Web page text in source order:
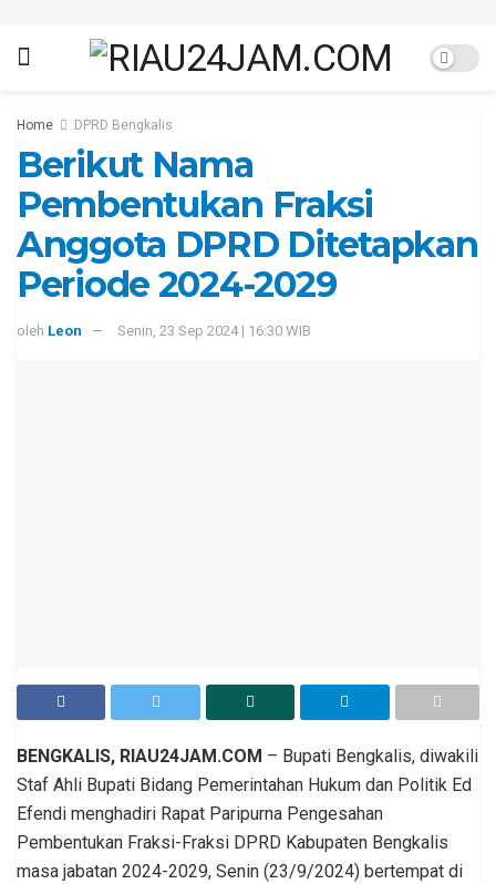
Home DPRD Bengkalis
Berikut Nama
Pembentukan Fraksi
Anggota DPRD Ditetapkan
Periode 2024-2029
oleh Leon Senin, 23 Sep 2024 | 16:30 WIB
BENGKALIS, RIAU24JAM.COM – Bupati Bengkalis, diwakili
Staf Ahli Bupati Bidang Pemerintahan Hukum dan Politik Ed
Efendi menghadiri Rapat Paripurna Pengesahan
Pembentukan Fraksi-Fraksi DPRD Kabupaten Bengkalis
masa jabatan 2024-2029, Senin (23/9/2024) bertempat di